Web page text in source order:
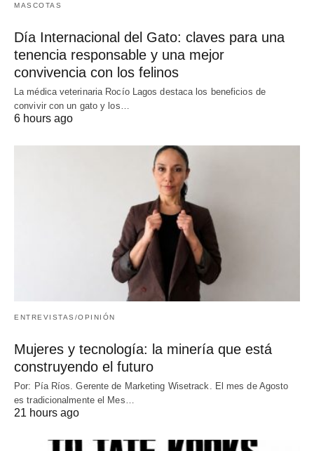
MASCOTAS
Día Internacional del Gato: claves para una
tenencia responsable y una mejor
convivencia con los felinos
La médica veterinaria Rocío Lagos destaca los beneficios de
convivir con un gato y los…
6 hours ago
ENTREVISTAS/OPINIÓN
Mujeres y tecnología: la minería que está
construyendo el futuro
Por: Pía Ríos. Gerente de Marketing Wisetrack. El mes de Agosto
es tradicionalmente el Mes…
21 hours ago